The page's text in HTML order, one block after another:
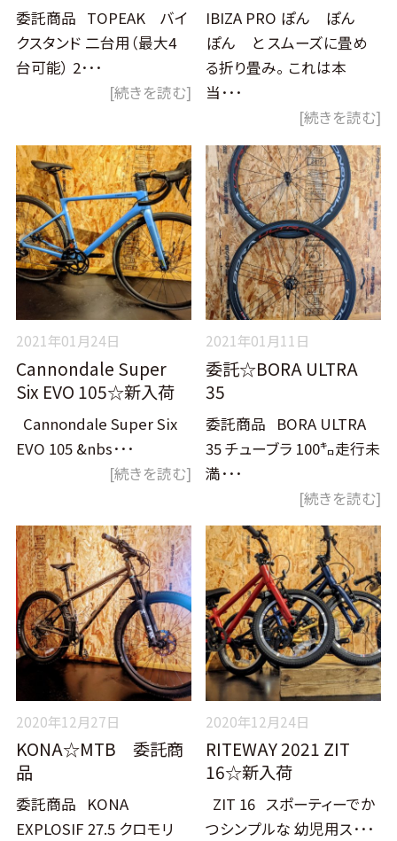
委託商品 TOPEAK バイ
クスタンド 二台用（最大4
台可能） 2･･･
[続きを読む]
IBIZA PRO ぽん ぽん
ぽん と スムーズに畳め
る折り畳み。 これは本
当･･･
[続きを読む]
2021年01月24日
Cannondale Super
Six EVO 105☆新入荷
Cannondale Super Six
EVO 105 &nbs･･･
[続きを読む]
2021年01月11日
委託☆BORA ULTRA
35
委託商品 BORA ULTRA
35 チューブラ 100㌔走行未
満･･･
[続きを読む]
2020年12月27日
KONA☆MTB 委託商
品
委託商品 KONA
EXPLOSIF 27.5 クロモリ
2020年12月24日
RITEWAY 2021 ZIT
16☆新入荷
ZIT 16 スポーティーでか
つシンプルな 幼児用ス･･･